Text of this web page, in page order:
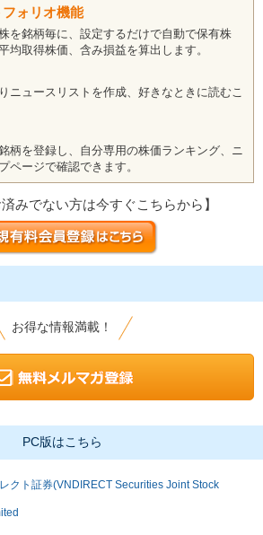
ォリオ機能
を銘柄毎に、設定するだけで自動で保有株
均取得株価、含み損益を算出します。
ニュースリストを作成、好きなときに読むこ
柄を登録し、自分専用の株価ランキング、ニ
ページで確認できます。
みでない方は今すぐこちらから】
お得な情報満載！
PC版はこちら
クト証券(VNDIRECT Securities Joint Stock